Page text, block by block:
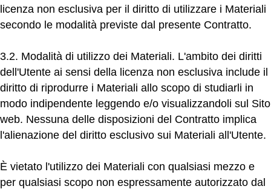
licenza non esclusiva per il diritto di utilizzare i Materiali
secondo le modalità previste dal presente Contratto.
3.2. Modalità di utilizzo dei Materiali. L'ambito dei diritti
dell'Utente ai sensi della licenza non esclusiva include il
diritto di riprodurre i Materiali allo scopo di studiarli in
modo indipendente leggendo e/o visualizzandoli sul Sito
web. Nessuna delle disposizioni del Contratto implica
l'alienazione del diritto esclusivo sui Materiali all'Utente.
È vietato l'utilizzo dei Materiali con qualsiasi mezzo e
per qualsiasi scopo non espressamente autorizzato dal